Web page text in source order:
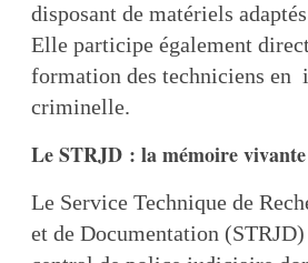
disposant de matériels
Elle participe également
formation des techniciens en
criminelle.
Le STRJD : la mémoire
Le Service Technique de
et de Documentation